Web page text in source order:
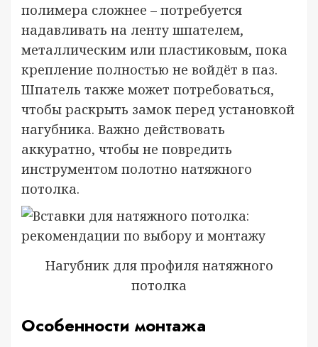
полимера сложнее – потребуется
надавливать на ленту шпателем,
металлическим или пластиковым, пока
крепление полностью не войдёт в паз.
Шпатель также может потребоваться,
чтобы раскрыть замок перед установкой
нагубника. Важно действовать
аккуратно, чтобы не повредить
инструментом полотно натяжного
потолка.
Нагубник для профиля натяжного
потолка
Особенности монтажа